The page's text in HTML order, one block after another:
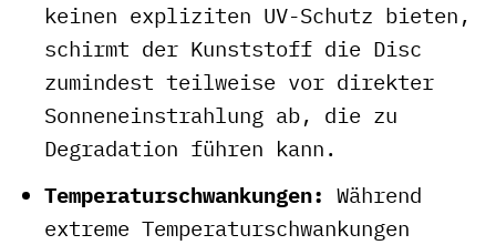
keinen expliziten UV-Schutz bieten,
schirmt der Kunststoff die Disc
zumindest teilweise vor direkter
Sonneneinstrahlung ab, die zu
Degradation führen kann.
Temperaturschwankungen: Während
extreme Temperaturschwankungen